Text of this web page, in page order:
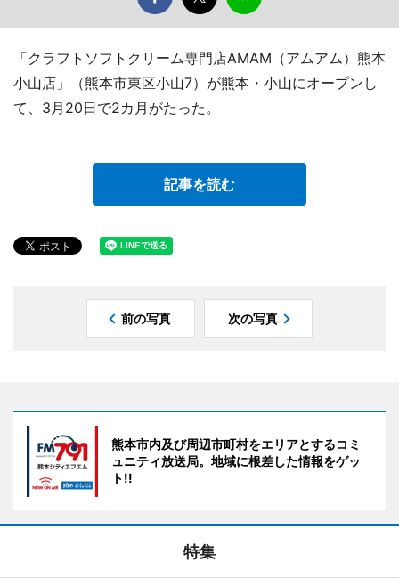
「クラフトソフトクリーム専門店AMAM（アムアム）熊本
小山店」（熊本市東区小山7）が熊本・小山にオープンし
て、3月20日で2カ月がたった。
記事を読む
前の写真 次の写真
熊本市内及び周辺市町村をエリアとするコミ
ュニティ放送局。地域に根差した情報をゲッ
ト!!
特集